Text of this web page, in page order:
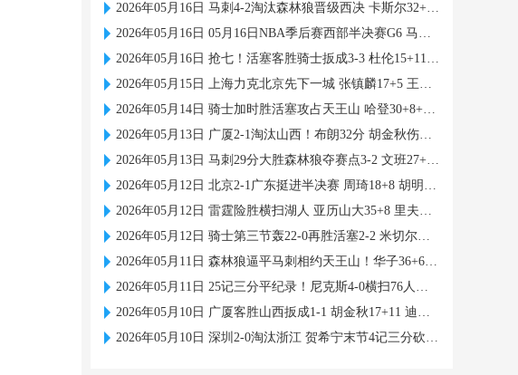
2026年05月16日 马刺4-2淘汰森林狼晋级西决 卡斯尔32+11 文班19+6 华子24分
2026年05月16日 05月16日NBA季后赛西部半决赛G6 马刺 - 森林狼 精彩镜头
2026年05月16日 抢七！活塞客胜骑士扳成3-3 杜伦15+11 哈登23+7+4断+8失误
2026年05月15日 上海力克北京先下一城 张镇麟17+5 王哲林10+10 周琦13+9
2026年05月14日 骑士加时胜活塞攻占天王山 哈登30+8+6 坎宁安空砍39+7+9
2026年05月13日 广厦2-1淘汰山西！布朗32分 胡金秋伤退 孙铭徽时隔93天复出
2026年05月13日 马刺29分大胜森林狼夺赛点3-2 文班27+17+5 凯尔登替补21分
2026年05月12日 北京2-1广东挺进半决赛 周琦18+8 胡明轩13分 徐杰0分
2026年05月12日 雷霆险胜横扫湖人 亚历山大35+8 里夫斯27+7+6 詹姆斯24+12
2026年05月12日 骑士第三节轰22-0再胜活塞2-2 米切尔下半场39分 哈登24+11
2026年05月11日 森林狼逼平马刺相约天王山！华子36+6&末节16分 文班恶犯驱逐
2026年05月11日 25记三分平纪录！尼克斯4-0横扫76人进东决 麦克布莱德7三分
2026年05月10日 广厦客胜山西扳成1-1 胡金秋17+11 迪亚洛关键上篮不中
2026年05月10日 深圳2-0淘汰浙江 贺希宁末节4记三分砍23+5 史密斯14+12+13